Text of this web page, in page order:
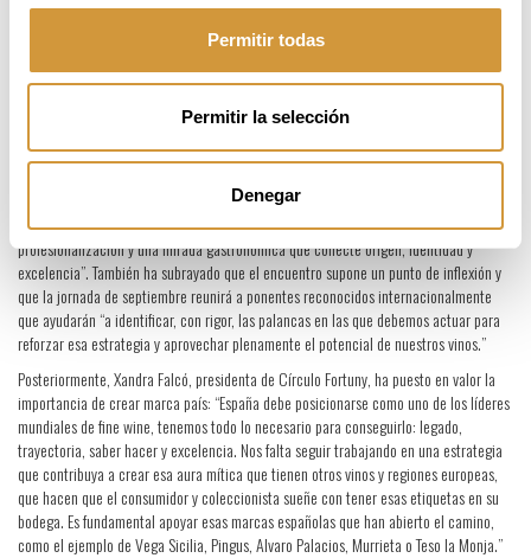
Permitir todas
Permitir la selección
Denegar
en este circuito y qué papel pueden representar los mercados secundarios.
Joxe Mari Aizega, director general del Basque Culinary Center, ha arrancado la
jornada destacando que “El Fine Wine no debería abordarse como una categoría más:
es un ámbito donde las bodegas se juegan posicionamiento, relato y valor a largo
plazo. Si queremos que nuestros vinos compitan en el contexto internacional,
segmento. Desde el ecosistema del Basque Culinary Center, y a través de EDA Drinks
& Wine Campus, queremos contribuir a ese avance aportando conocimiento,
profesionalización y una mirada gastronómica que conecte origen, identidad y
excelencia”. También ha subrayado que el encuentro supone un punto de inflexión y
que la jornada de septiembre reunirá a ponentes reconocidos internacionalmente
que ayudarán “a identificar, con rigor, las palancas en las que debemos actuar para
reforzar esa estrategia y aprovechar plenamente el potencial de nuestros vinos.”
Posteriormente, Xandra Falcó, presidenta de Círculo Fortuny, ha puesto en valor la
importancia de crear marca país: “España debe posicionarse como uno de los líderes
mundiales de fine wine, tenemos todo lo necesario para conseguirlo: legado,
trayectoria, saber hacer y excelencia. Nos falta seguir trabajando en una estrategia
que contribuya a crear esa aura mítica que tienen otros vinos y regiones europeas,
que hacen que el consumidor y coleccionista sueñe con tener esas etiquetas en su
bodega. Es fundamental apoyar esas marcas españolas que han abierto el camino,
como el ejemplo de Vega Sicilia, Pingus, Alvaro Palacios, Murrieta o Teso la Monja.”